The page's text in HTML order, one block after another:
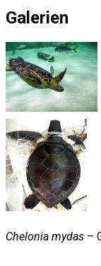
Galerien
Chelonia mydas –